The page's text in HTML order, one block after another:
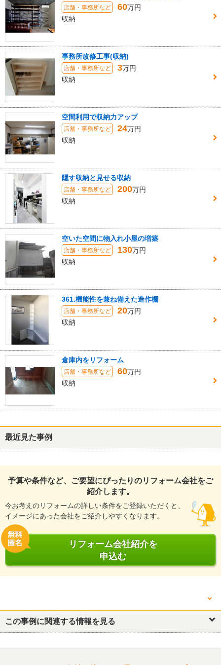
店舗・事務所など 60万円
収納
事務所改修工事(収納)
店舗・事務所など 3万円
収納
空間利用で収納力アップ
店舗・事務所など 24万円
収納
隠す収納と見せる収納
店舗・事務所など 200万円
収納
空いた空間に物入れ小屋の増築
店舗・事務所など 130万円
収納
361.機能性を兼ね備えた造作棚
店舗・事務所など 20万円
収納
倉庫内をリフォーム
店舗・事務所など 60万円
収納
最近見た事例
予算や条件など、ご要望にぴったりのリフォーム会社をご
紹介します。
今お考えのリフォームの詳しい条件をご登録いただくと、
イメージにあった会社をご紹介しやすくなります。
リフォーム会社紹介を
申込む
他の箇所を見る
洗面所・脱衣所 玄関 収納
この事例に関連する情報を見る